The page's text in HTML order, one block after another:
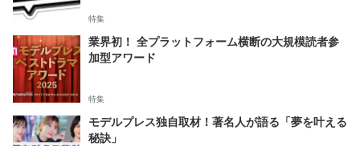
特集
業界初！ 全プラットフォーム横断の大規模読者参
加型アワード
特集
モデルプレス独自取材！著名人が語る「夢を叶える
秘訣」